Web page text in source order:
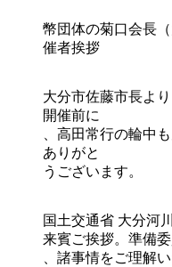
幣団体の菊口会長
催者挨拶
大分市佐藤市長よ
開催前に
、高田常行の輪中
ありがと
うございます。
国土交通省 大分河
来賓ご挨拶。準備
、諸事情をご理解